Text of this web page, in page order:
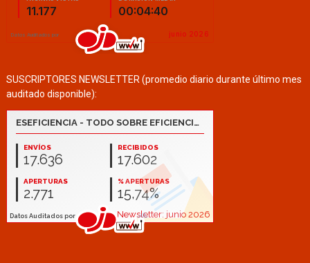
SUSCRIPTORES NEWSLETTER (promedio diario durante último mes
auditado disponible):